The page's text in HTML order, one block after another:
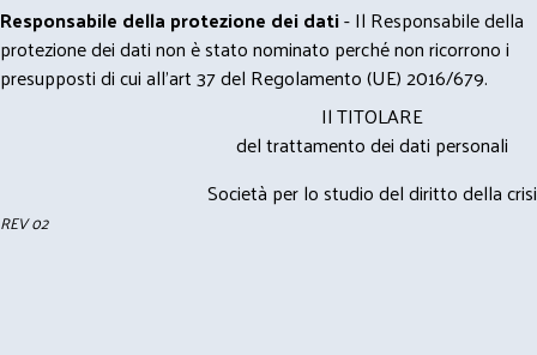
Responsabile della protezione dei dati- Il Responsabile della
protezione dei dati non è stato nominato perché non ricorrono i
presupposti di cui all’art 37 del Regolamento (UE) 2016/679.
Il TITOLARE
del trattamento dei dati personali
Società per lo studio del diritto della crisi
REV 02